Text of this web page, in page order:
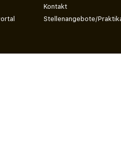
Kontakt
Stellenangebote/